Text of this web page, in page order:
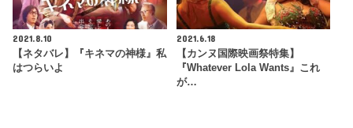
2021.8.10
【ネタバレ】『キネマの神様』私
はつらいよ
2021.6.18
【カンヌ国際映画祭特集】
『Whatever Lola Wants』これ
が…